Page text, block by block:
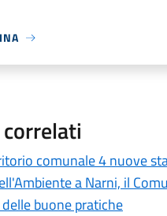
comunale 4 nuove
a Narni, il
buone pratiche